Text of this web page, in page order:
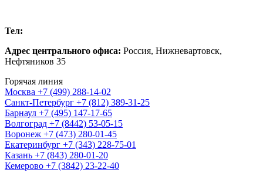
Тел:
Адрес центрального офиса: Россия, Нижневартовск,
Нефтяников 35
Горячая линия
Москва +7 (499) 288-14-02
Санкт-Петербург +7 (812) 389-31-25
Барнаул +7 (495) 147-17-65
Волгоград +7 (8442) 53-05-15
Воронеж +7 (473) 280-01-45
Екатеринбург +7 (343) 228-75-01
Казань +7 (843) 280-01-20
Кемерово +7 (3842) 23-22-40